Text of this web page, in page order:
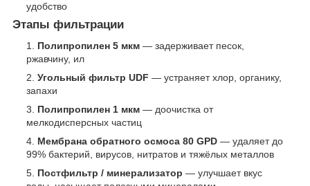
удобство
Этапы фильтрации
Полипропилен 5 мкм — задерживает песок,
ржавчину, ил
Угольный фильтр UDF — устраняет хлор, органику,
запахи
Полипропилен 1 мкм — доочистка от
мелкодисперсных частиц
Мембрана обратного осмоса 80 GPD — удаляет до
99% бактерий, вирусов, нитратов и тяжёлых металлов
Постфильтр / минерализатор — улучшает вкус